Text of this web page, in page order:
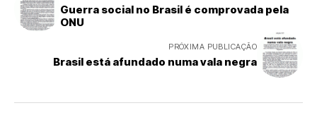
Guerra social no Brasil é comprovada pela
ONU
PRÓXIMA PUBLICAÇÃO
Brasil está afundado numa vala negra